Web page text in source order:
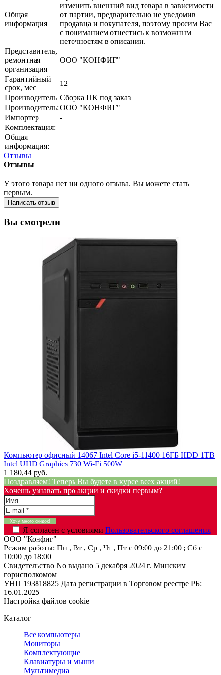
Общая
информация
изменить внешний вид товара в зависимости
от партии, предварительно не уведомив
продавца и покупателя, поэтому просим Вас
с пониманием отнестись к возможным
неточностям в описании.
Представитель,
ремонтная
организация
ООО "КОНФИГ"
Гарантийный
срок, мес
12
Производитель Сборка ПК под заказ
Производитель:ООО "КОНФИГ"
Импортер
-
Комплектация:
Общая
информация:
Отзывы
Отзывы
У этого товара нет ни одного отзыва. Вы можете стать
первым.
Написать отзыв
Вы смотрели
Компьютер офисный 14067 Intel Core i5-11400 16ГБ HDD 1TB
Intel UHD Graphics 730 Wi-Fi 500W
1 180,44 руб.
Поздравляем! Теперь Вы будете в курсе всех акций!
Хочешь узнавать про акции и скидки первым?
Я согласен с условиями Пользовательского соглашения
ООО "Конфиг"
Режим работы: Пн , Вт , Ср , Чт , Пт c 09:00 до 21:00 ; Сб c
10:00 до 18:00
Свидетельство No выдано 5 декабря 2024 г. Минским
горисполкомом
УНП 193818825 Дата регистрации в Торговом реестре РБ:
16.01.2025
Настройка файлов cookie
Каталог
Все компьютеры
Мониторы
Комплектующие
Клавиатуры и мыши
Мультимедиа